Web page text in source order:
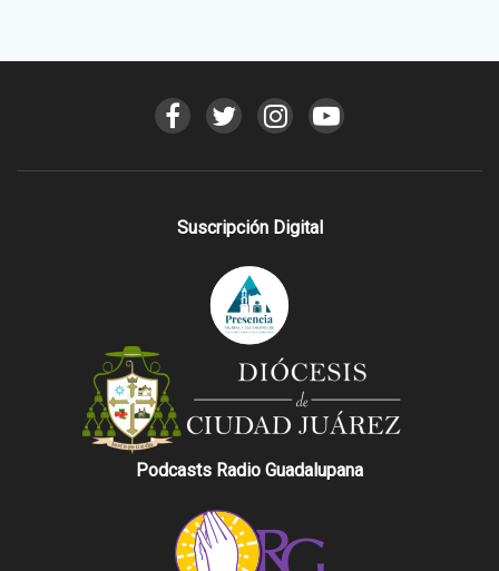
Suscripción Digital
Podcasts Radio Guadalupana